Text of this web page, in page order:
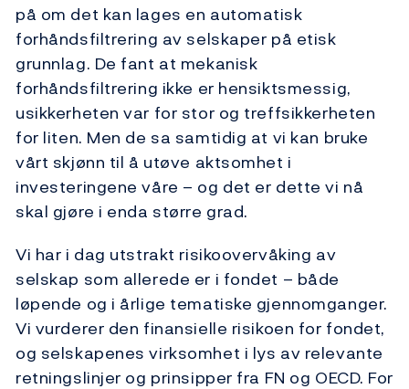
på om det kan lages en automatisk
forhåndsfiltrering av selskaper på etisk
grunnlag. De fant at mekanisk
forhåndsfiltrering ikke er hensiktsmessig,
usikkerheten var for stor og treffsikkerheten
for liten. Men de sa samtidig at vi kan bruke
vårt skjønn til å utøve aktsomhet i
investeringene våre – og det er dette vi nå
skal gjøre i enda større grad.
Vi har i dag utstrakt risikoovervåking av
selskap som allerede er i fondet – både
løpende og i årlige tematiske gjennomganger.
Vi vurderer den finansielle risikoen for fondet,
og selskapenes virksomhet i lys av relevante
retningslinjer og prinsipper fra FN og OECD. For